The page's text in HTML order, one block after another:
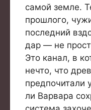
самой земле.
прошлого,
последний
дар — не
Это канал, в
нечто, что
предпочитали
ли Варвара